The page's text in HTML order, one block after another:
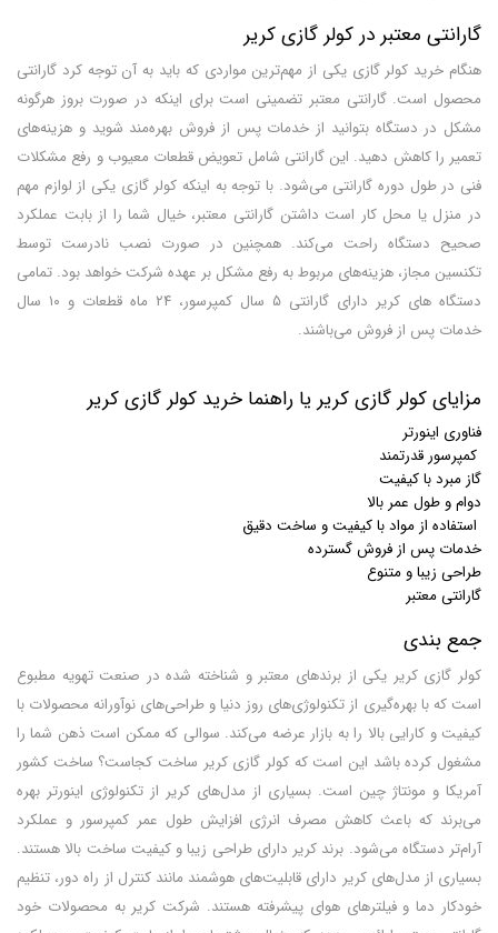
گارانتی معتبر در کولر گازی کریر
هنگام خرید کولر گازی یکی از مهم‌ترین مواردی که باید به آن توجه کرد گارانتی
محصول است. گارانتی معتبر تضمینی است برای اینکه در صورت بروز هرگونه
مشکل در دستگاه بتوانید از خدمات پس از فروش بهره‌مند شوید و هزینه‌های
تعمیر را کاهش دهید. این گارانتی شامل تعویض قطعات معیوب و رفع مشکلات
فنی در طول دوره گارانتی می‌شود. با توجه به اینکه کولر گازی یکی از لوازم مهم
در منزل یا محل کار است داشتن گارانتی معتبر، خیال شما را از بابت عملکرد
صحیح دستگاه راحت می‌کند. همچنین در صورت نصب نادرست توسط
تکنسین مجاز، هزینه‌های مربوط به رفع مشکل بر عهده شرکت خواهد بود. تمامی
دستگاه های کریر دارای گارانتی ۵ سال کمپرسور، ۲۴ ماه قطعات و ۱۰ سال
خدمات پس از فروش می‌باشند.
مزایای کولر گازی کریر یا راهنما خرید کولر گازی کریر
فناوری اینورتر
کمپرسور قدرتمند
گاز مبرد با کیفیت
دوام و طول عمر بالا
استفاده از مواد با کیفیت و ساخت دقیق
خدمات پس از فروش گسترده
طراحی زیبا و متنوع
گارانتی معتبر
جمع بندی
کولر گازی کریر یکی از برندهای معتبر و شناخته شده در صنعت تهویه مطبوع
است که با بهره‌گیری از تکنولوژی‌های روز دنیا و طراحی‌های نوآورانه محصولات با
کیفیت و کارایی بالا را به بازار عرضه می‌کند. سوالی که ممکن است ذهن شما را
مشغول کرده باشد این است که کولر گازی کریر ساخت کجاست؟ ساخت کشور
آمریکا و مونتاژ چین است. بسیاری از مدل‌های کریر از تکنولوژی اینورتر بهره
می‌برند که باعث کاهش مصرف انرژی افزایش طول عمر کمپرسور و عملکرد
آرام‌تر دستگاه می‌شود. برند کریر دارای طراحی زیبا و کیفیت ساخت بالا هستند.
بسیاری از مدل‌های کریر دارای قابلیت‌های هوشمند مانند کنترل از راه دور، تنظیم
خودکار دما و فیلترهای هوای پیشرفته هستند. شرکت کریر به محصولات خود